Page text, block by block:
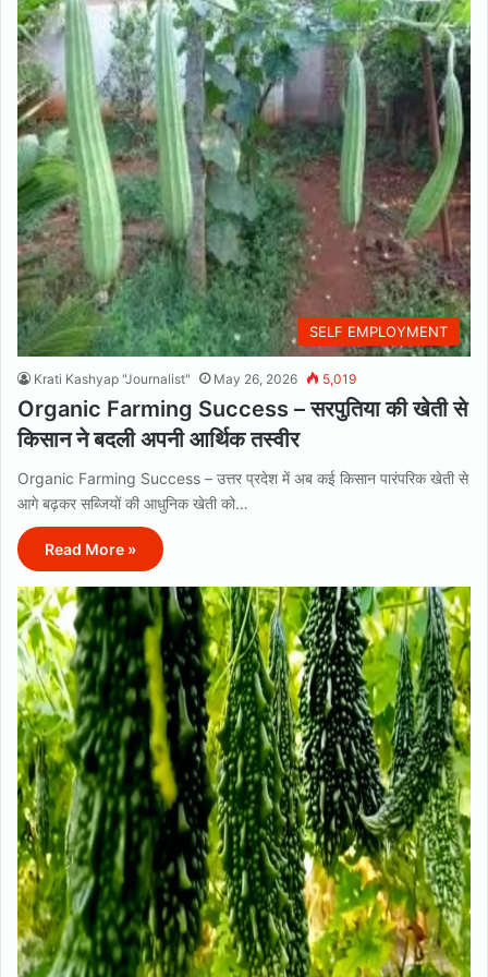
SELF EMPLOYMENT
Krati Kashyap "Journalist" May 26, 2026 5,019
Organic Farming Success – सरपुतिया की खेती से
किसान ने बदली अपनी आर्थिक तस्वीर
Organic Farming Success – उत्तर प्रदेश में अब कई किसान पारंपरिक खेती से
आगे बढ़कर सब्जियों की आधुनिक खेती को…
Read More »